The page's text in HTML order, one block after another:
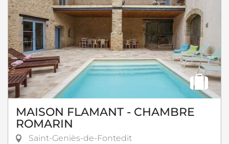
MAISON FLAMANT - CHAMBRE
ROMARIN
Saint-Geniès-de-Fontedit